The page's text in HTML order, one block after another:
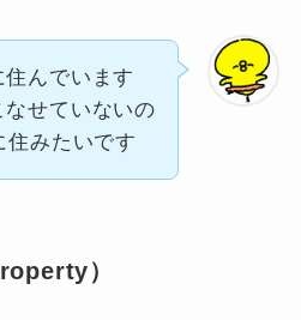
んでいます
せていないの
住みたいです
）